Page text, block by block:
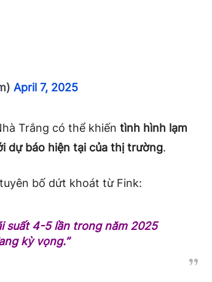
April 7, 2025
Trắng có thể khiến tình hình lạm
dự báo hiện tại của thị trường.
bố dứt khoát từ Fink:
suất 4-5 lần trong năm 2025
kỳ vọng.”